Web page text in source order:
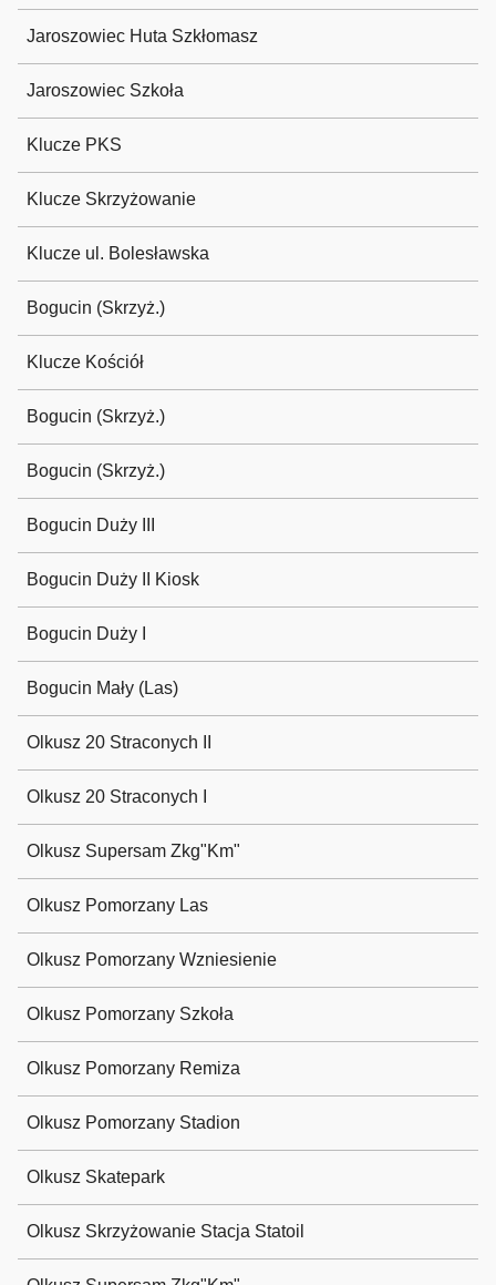
Jaroszowiec Huta Szkłomasz
Jaroszowiec Szkoła
Klucze PKS
Klucze Skrzyżowanie
Klucze ul. Bolesławska
Bogucin (Skrzyż.)
Klucze Kościół
Bogucin (Skrzyż.)
Bogucin (Skrzyż.)
Bogucin Duży III
Bogucin Duży II Kiosk
Bogucin Duży I
Bogucin Mały (Las)
Olkusz 20 Straconych II
Olkusz 20 Straconych I
Olkusz Supersam Zkg"Km"
Olkusz Pomorzany Las
Olkusz Pomorzany Wzniesienie
Olkusz Pomorzany Szkoła
Olkusz Pomorzany Remiza
Olkusz Pomorzany Stadion
Olkusz Skatepark
Olkusz Skrzyżowanie Stacja Statoil